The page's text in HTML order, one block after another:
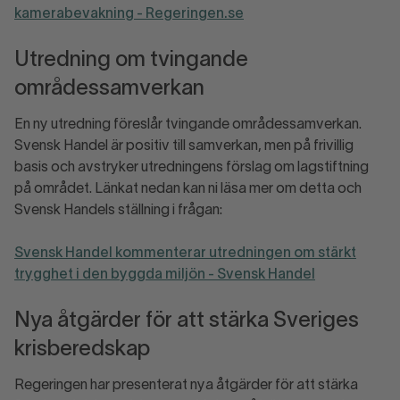
kamerabevakning - Regeringen.se
Utredning om tvingande
områdessamverkan
En ny utredning föreslår tvingande områdessamverkan.
Svensk Handel är positiv till samverkan, men på frivillig
basis och avstryker utredningens förslag om lagstiftning
på området. Länkat nedan kan ni läsa mer om detta och
Svensk Handels ställning i frågan:
Svensk Handel kommenterar utredningen om stärkt
trygghet i den byggda miljön - Svensk Handel
Nya åtgärder för att stärka Sveriges
krisberedskap
Regeringen har presenterat nya åtgärder för att stärka